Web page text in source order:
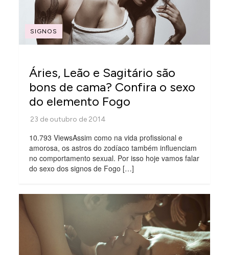
SIGNOS
Áries, Leão e Sagitário são
bons de cama? Confira o sexo
do elemento Fogo
10.793 ViewsAssim como na vida profissional e
amorosa, os astros do zodíaco também influenciam
no comportamento sexual. Por isso hoje vamos falar
do sexo dos signos de Fogo […]